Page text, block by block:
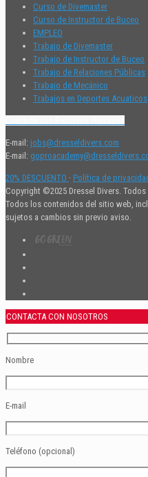
Curso de Divemaster
Curso de Instructor de Buceo
EMPLEO
Trabajo de Divemaster
Trabajo de Instructor de Buceo
Trabajo de Relaciones Públicas
Trabajo de Mecánico
Trabajos en Deportes Acuaticos
E-mail: jobs@dresseldivers.com
E-mail:
20% DESCUENTO · Política de
Copyright ©2025 Dressel Divers.
Todos los contenidos del sitio web,
sujetos a cambios sin previo aviso.
CONTACTA CON NOSOTROS
Nombre
E-mail
Teléfono (opcional)